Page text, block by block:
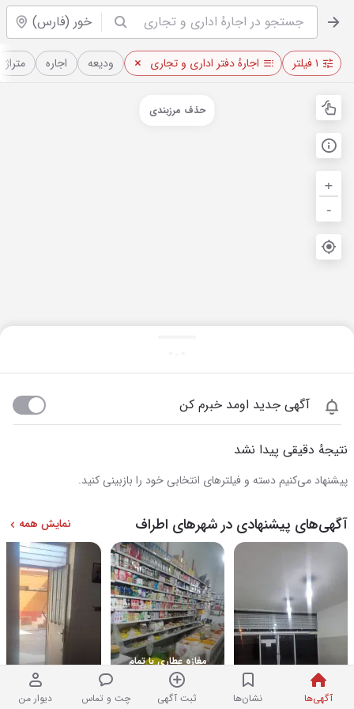
خور (فارس)
آگهی‌ها نشان‌ها ثبت آگهی چت و تماس دیوار من
۱ فیلتر اجارهٔ دفتر اداری و تجاری ودیعه اجاره متراژ
+
-
حذف مرزبندی
آگهی جدید اومد خبرم کن
نتیجهٔ دقیقی پیدا نشد
پیشنهاد می‌کنیم دسته و فیلترهای انتخابی خود را بازبینی کنید.
آگهی‌های پیشنهادی در شهرهای اطراف نمایش همه
اجاره مغازه
مغازه عطاری با تمام
وسایل ملک اجاره آیی
هست
اجاره مغازه لب خیابان
رسالت